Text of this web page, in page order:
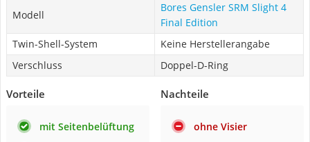
Modell
Bores Gensler SRM Slight 4
Final Edition
Twin-Shell-System
Keine Herstellerangabe
Verschluss
Doppel-D-Ring
Vorteile
mit Seitenbelüftung
Nachteile
ohne Visier